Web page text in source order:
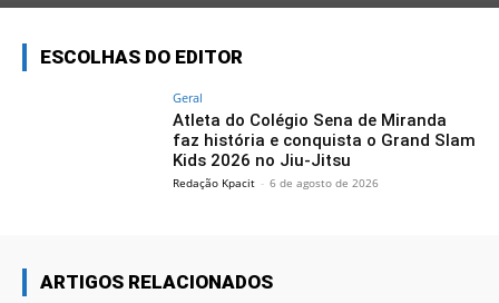
ESCOLHAS DO EDITOR
Geral
Atleta do Colégio Sena de Miranda
faz história e conquista o Grand Slam
Kids 2026 no Jiu-Jitsu
Redação Kpacit - 6 de agosto de 2026
ARTIGOS RELACIONADOS